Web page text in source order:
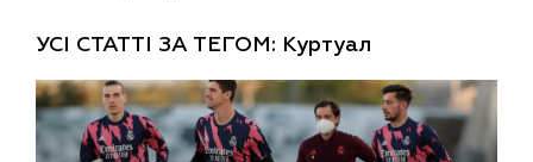
УСІ СТАТТІ ЗА ТЕГОМ: Куртуал